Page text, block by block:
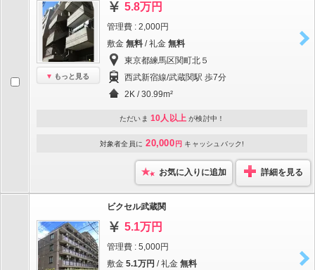
もっと見る
5.8万円
管理費 : 2,000円
敷金 無料 / 礼金 無料
東京都練馬区関町北５
西武新宿線/武蔵関駅 歩7分
2K / 30.99m²
ただいま 10人以上 が検討中！
対象者全員に 20,000 円 キャッシュバック!
お気に入りに追加 詳細を見る
ビクセル武蔵関
5.1万円
管理費 : 5,000円
敷金 5.1万円 / 礼金 無料